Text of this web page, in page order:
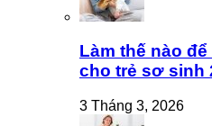
Làm thế nào
cho trẻ sơ sinh
3 Tháng 3, 2026